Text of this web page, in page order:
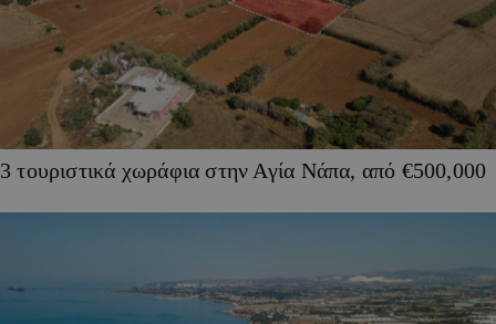
3 τουριστικά χωράφια στην Αγία Νάπα, από €500,000